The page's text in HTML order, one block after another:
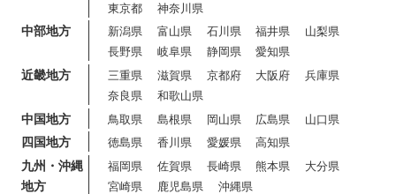
東京都
神奈川県
中部地方 新潟県 富山県 石川県 福井県
山梨県
長野県
岐阜県 静岡県 愛知県
近畿地方 三重県 滋賀県 京都府 大阪府
兵庫県
奈良県
和歌山県
中国地方 鳥取県 島根県 岡山県 広島県 山口県
四国地方 徳島県 香川県 愛媛県 高知県
九州・沖縄
地方
福岡県 佐賀県 長崎県 熊本県
大分県
宮崎県
鹿児島県 沖縄県